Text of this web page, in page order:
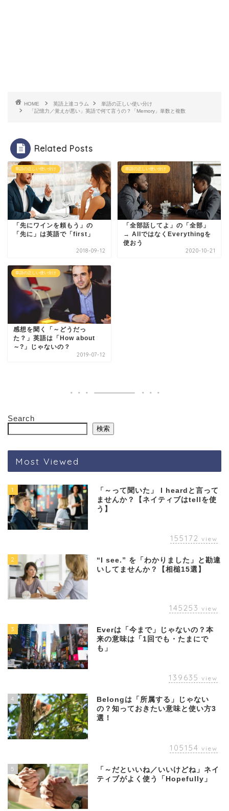
HOME 英語上達コラム
単語の正しい使い分け
「記憶力／覚えが悪い」英語で何て言うの？「Memory」単数と複数
Related Posts
単語の正しい使い分け
「先にワインを頼もう」の
「先に」は英語で「first」
2018-09-12
単語の正しい使い分け
「全部話してよ」の「全部」
→ AllではなくEverythingを
使おう
2020-10-21
単語の正しい使い分け
感想を聞く「～どうだっ
た？」英語は「How about
～?」じゃないの？
2019-07-12
Search
検索
Most Viewed
1
「～って聞いた」 I heardと言って
ませんか？【ネイティブはtellを使
う】
155172 view
2
“I see.” を「わかりました」と勘違
いしてませんか？【相槌15選】
145253 view
3
Everは「今まで」じゃないの？本
来の意味は「1回でも・たまにで
も」
139635 view
4
Belongは「所属する」じゃない
の？知っておきたい意味と使い方3
選！
105154 view
5
「～だといいね／いいけどね」ネイ
ティブがよく使う「Hopefully」